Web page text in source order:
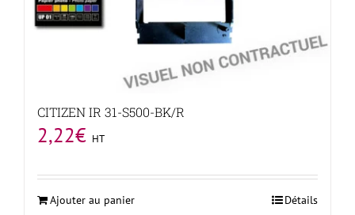
CITIZEN IR 31-S500-BK/R
2,22€ HT
Ajouter au panier Détails